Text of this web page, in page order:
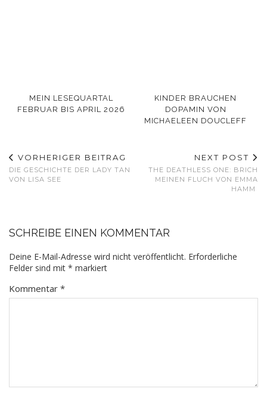
MEIN LESEQUARTAL
FEBRUAR BIS APRIL 2026
KINDER BRAUCHEN
DOPAMIN VON
MICHAELEEN DOUCLEFF
VORHERIGER BEITRAG
DIE GESCHICHTE DER LADY TAN
VON LISA SEE
NEXT POST
THE DEATHLESS ONE: BRICH
MEINEN FLUCH VON EMMA
HAMM
SCHREIBE EINEN KOMMENTAR
Deine E-Mail-Adresse wird nicht veröffentlicht. Erforderliche
Felder sind mit * markiert
Kommentar *